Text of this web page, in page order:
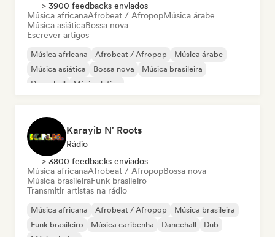
> 3900 feedbacks enviados
Música africanaAfrobeat / AfropopMúsica árabe
Música asiáticaBossa nova
Escrever artigos
Música africana Afrobeat / Afropop
Música árabe
Música asiática
Bossa nova
Música brasileira
Dancehall
Música latina
Karayib N' Roots
Rádio
> 3800 feedbacks enviados
Música africanaAfrobeat / AfropopBossa nova
Música brasileiraFunk brasileiro
Transmitir artistas na rádio
Música africana Afrobeat / Afropop
Música brasileira
Funk brasileiro
Música caribenha Dancehall
Dub